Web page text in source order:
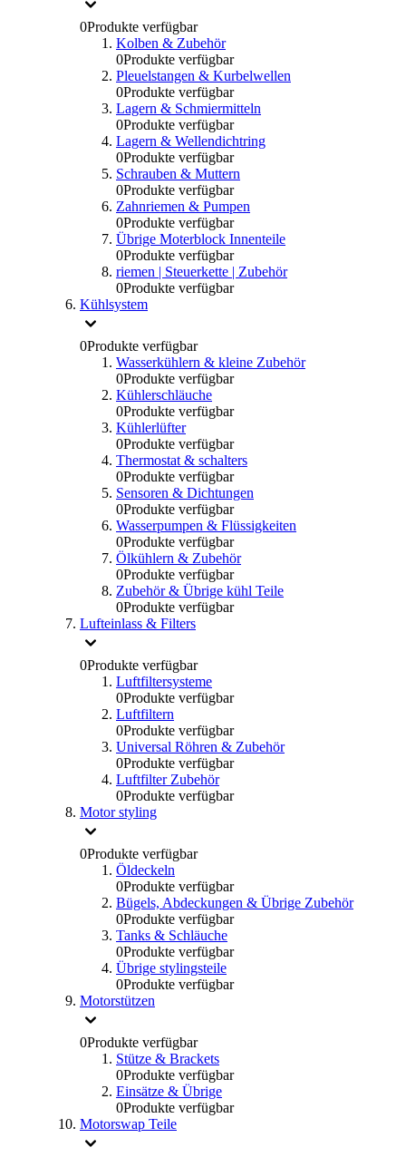
0Produkte verfügbar
Kolben & Zubehör
0Produkte verfügbar
Pleuelstangen & Kurbelwellen
0Produkte verfügbar
Lagern & Schmiermitteln
0Produkte verfügbar
Lagern & Wellendichtring
0Produkte verfügbar
Schrauben & Muttern
0Produkte verfügbar
Zahnriemen & Pumpen
0Produkte verfügbar
Übrige Moterblock Innenteile
0Produkte verfügbar
riemen | Steuerkette | Zubehör
0Produkte verfügbar
Kühlsystem
0Produkte verfügbar
Wasserkühlern & kleine Zubehör
0Produkte verfügbar
Kühlerschläuche
0Produkte verfügbar
Kühlerlüfter
0Produkte verfügbar
Thermostat & schalters
0Produkte verfügbar
Sensoren & Dichtungen
0Produkte verfügbar
Wasserpumpen & Flüssigkeiten
0Produkte verfügbar
Ölkühlern & Zubehör
0Produkte verfügbar
Zubehör & Übrige kühl Teile
0Produkte verfügbar
Lufteinlass & Filters
0Produkte verfügbar
Luftfiltersysteme
0Produkte verfügbar
Luftfiltern
0Produkte verfügbar
Universal Röhren & Zubehör
0Produkte verfügbar
Luftfilter Zubehör
0Produkte verfügbar
Motor styling
0Produkte verfügbar
Öldeckeln
0Produkte verfügbar
Bügels, Abdeckungen & Übrige Zubehör
0Produkte verfügbar
Tanks & Schläuche
0Produkte verfügbar
Übrige stylingsteile
0Produkte verfügbar
Motorstützen
0Produkte verfügbar
Stütze & Brackets
0Produkte verfügbar
Einsätze & Übrige
0Produkte verfügbar
Motorswap Teile